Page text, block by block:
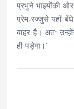
प्रभुने भाइयोंकी
प्रेम-रज्जुसे यहाँ
बाहर है। अतः
ही पड़ेगा।’